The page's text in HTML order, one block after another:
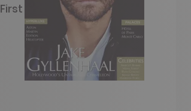
First Class English